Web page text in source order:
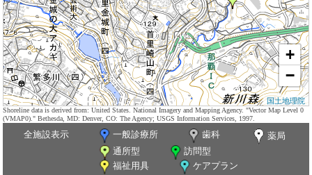
+
−
国土地理院
Shoreline data is derived from: United States. National Imagery and Mapping Agency. "Vector Map Level 0
(VMAP0)." Bethesda, MD: Denver, CO: The Agency; USGS Information Services, 1997.
全施設表示 一般診療所 歯科
薬局
通所型
訪問型
福祉用具
ケアプラン